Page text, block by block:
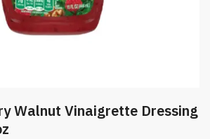
Walnut Vinaigrette Dressing